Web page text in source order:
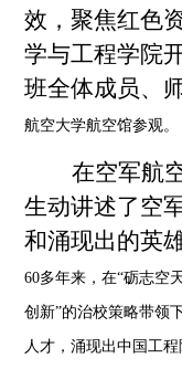
效，聚焦红色
学与工程学院
班全体成员、
航空大学航空馆参观。
在空军航
生动讲述了空
和涌现出的英
60多年来，在“砺志空
创新”的治校策略带领
人才，涌现出中国工